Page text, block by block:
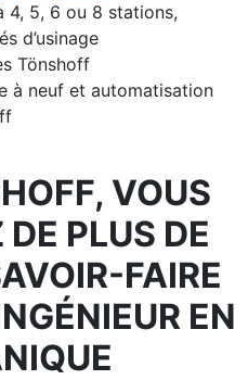
4, 5, 6 ou 8 stations,
d’usinage
Tönshoff
à neuf et automatisation
VOUS
PLUS DE
FAIRE
EN